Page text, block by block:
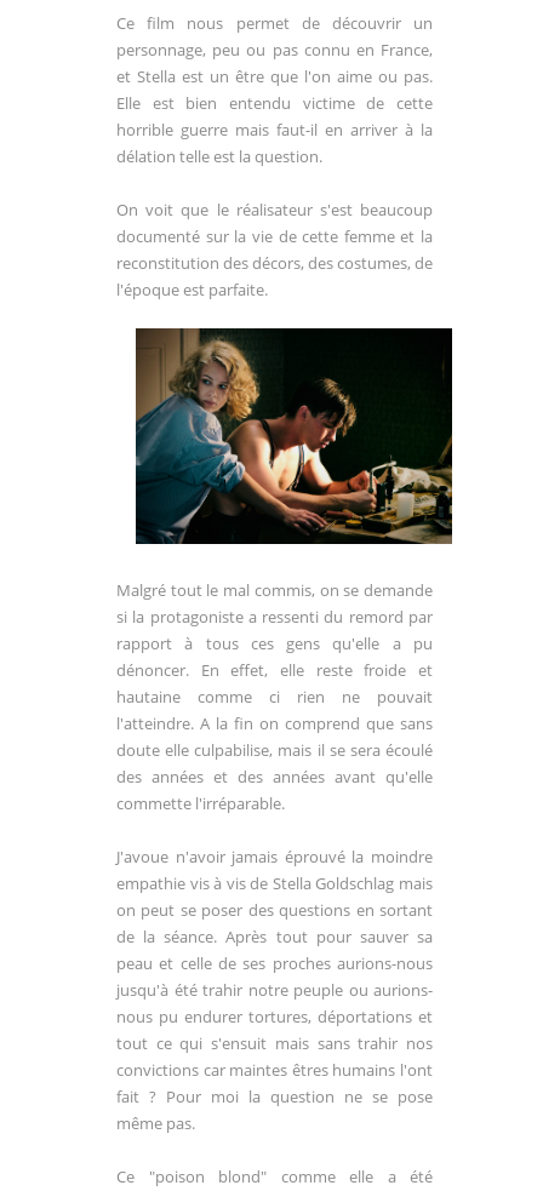
Ce film nous permet de découvrir un
personnage, peu ou pas connu en France,
et Stella est un être que l'on aime ou pas.
Elle est bien entendu victime de cette
horrible guerre mais faut-il en arriver à la
délation telle est la question.
On voit que le réalisateur s'est beaucoup
documenté sur la vie de cette femme et la
reconstitution des décors, des costumes, de
l'époque est parfaite.
Malgré tout le mal commis, on se demande
si la protagoniste a ressenti du remord par
rapport à tous ces gens qu'elle a pu
dénoncer. En effet, elle reste froide et
hautaine comme ci rien ne pouvait
l'atteindre. A la fin on comprend que sans
doute elle culpabilise, mais il se sera écoulé
des années et des années avant qu'elle
commette l'irréparable.
J'avoue n'avoir jamais éprouvé la moindre
empathie vis à vis de Stella Goldschlag mais
on peut se poser des questions en sortant
de la séance. Après tout pour sauver sa
peau et celle de ses proches aurions-nous
jusqu'à été trahir notre peuple ou aurions-
nous pu endurer tortures, déportations et
tout ce qui s'ensuit mais sans trahir nos
convictions car maintes êtres humains l'ont
fait ? Pour moi la question ne se pose
même pas.
Ce "poison blond" comme elle a été